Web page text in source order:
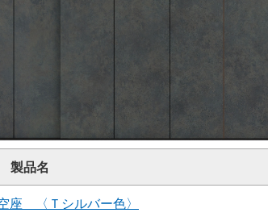
製品名
〈Ｔシルバー色〉